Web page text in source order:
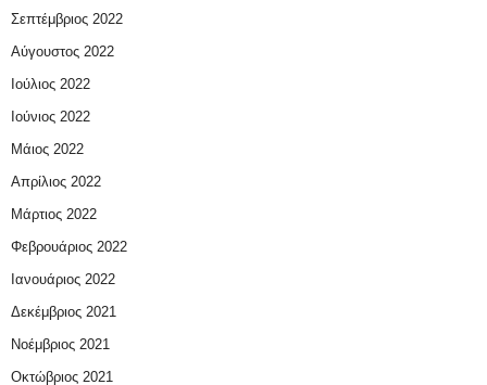
Σεπτέμβριος 2022
Αύγουστος 2022
Ιούλιος 2022
Ιούνιος 2022
Μάιος 2022
Απρίλιος 2022
Μάρτιος 2022
Φεβρουάριος 2022
Ιανουάριος 2022
Δεκέμβριος 2021
Νοέμβριος 2021
Οκτώβριος 2021